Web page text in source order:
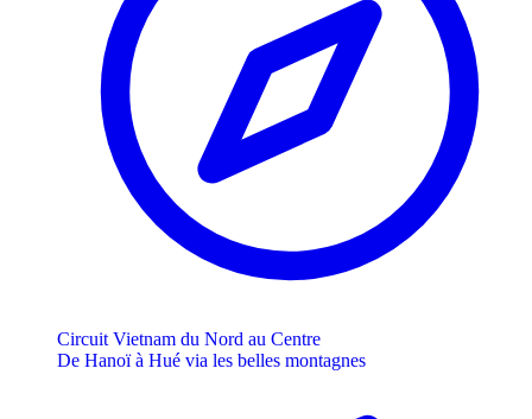
Circuit Vietnam du Nord au Centre
De Hanoï à Hué via les belles montagnes